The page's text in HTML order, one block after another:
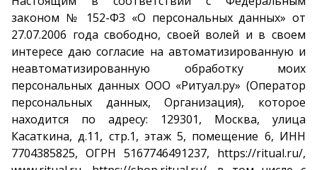
законом № 152-ФЗ «О персональных данных» от
27.07.2006 года свободно, своей волей и в своем
интересе даю согласие на автоматизированную и
неавтоматизированную обработку моих
персональных данных ООО «Ритуал.ру» (Оператор
персональных данных, Организация), которое
находится по адресу: 129301, Москва, улица
Касаткина, д.11, стр.1, этаж 5, помещение 6, ИНН
7704385825, ОГРН 5167746491237, https://ritual.ru/,